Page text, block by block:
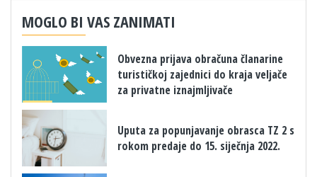
MOGLO BI VAS ZANIMATI
Obvezna prijava obračuna članarine
turističkoj zajednici do kraja veljače
za privatne iznajmljivače
Uputa za popunjavanje obrasca TZ 2 s
rokom predaje do 15. siječnja 2022.